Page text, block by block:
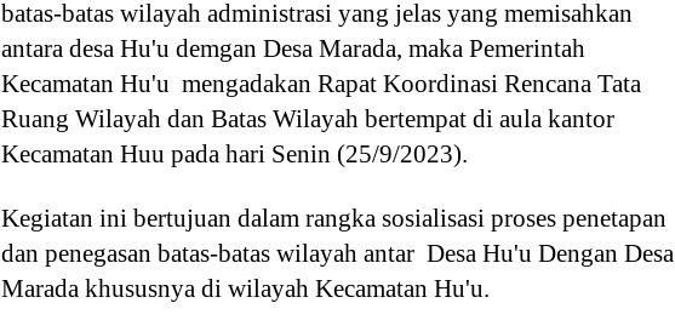
batas-batas wilayah administrasi yang jelas yang memisahkan
antara desa Hu'u demgan Desa Marada, maka Pemerintah
Kecamatan Hu'u mengadakan Rapat Koordinasi Rencana Tata
Ruang Wilayah dan Batas Wilayah bertempat di aula kantor
Kecamatan Huu pada hari Senin (25/9/2023).
Kegiatan ini bertujuan dalam rangka sosialisasi proses penetapan
dan penegasan batas-batas wilayah antar Desa Hu'u Dengan Desa
Marada khususnya di wilayah Kecamatan Hu'u.